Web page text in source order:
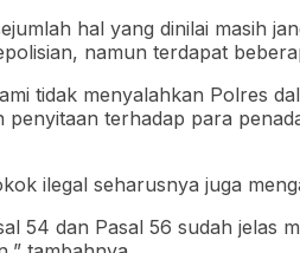
hal yang dinilai masih
namun terdapat
tidak menyalahkan Polres
terhadap para
ilegal seharusnya juga
54 dan Pasal 56 sudah